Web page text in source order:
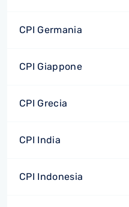
CPI Germania
CPI Giappone
CPI Grecia
CPI India
CPI Indonesia